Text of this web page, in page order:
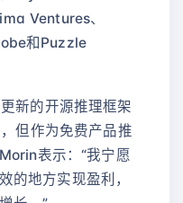
Ventures、
和Puzzle
新的开源推理框架
但作为免费产品推
表示：“我宁愿
的地方实现盈利，